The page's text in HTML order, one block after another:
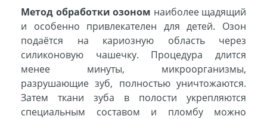
Метод обработки озоном наиболее щадящий
и особенно привлекателен для детей. Озон
подаётся на кариозную область через
силиконовую чашечку. Процедура длится
менее минуты, микроорганизмы,
разрушающие зуб, полностью уничтожаются.
Затем ткани зуба в полости укрепляются
специальным составом и пломбу можно